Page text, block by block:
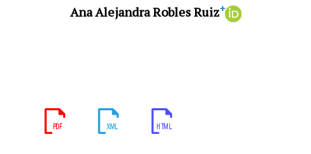
Ana Alejandra Robles Ruiz+